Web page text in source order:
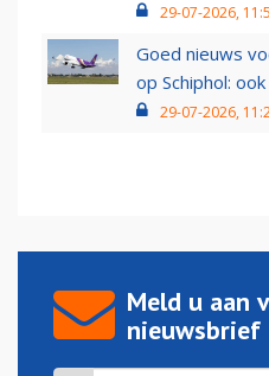
29-07-2026,
Goed nieuws
op Schiphol:
29-07-2026,
Meld u aan
nieuwsbrief